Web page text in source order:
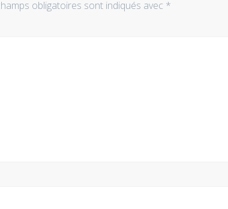
obligatoires sont indiqués avec *